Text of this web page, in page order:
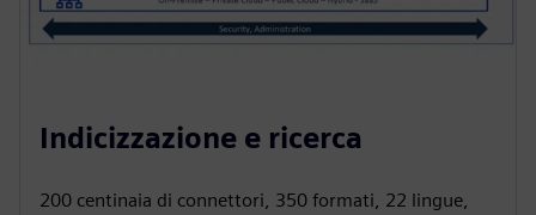
Indicizzazione e ricerca
200 centinaia di connettori, 350 formati, 22 lingue,